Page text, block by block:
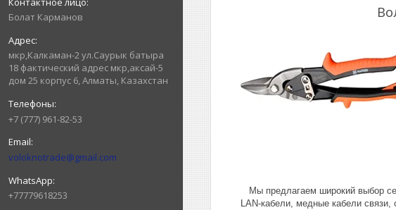
Болат Карманов
мкр,Калкаман-2 ул.Саурык батыра
18 фактический адрес мкр,аксай-5
дом 25 корпус 6, Алматы, Казахстан
+7 (777) 961-82-53
voloknotrade@gmail.com
+77779618253
Мы предлагаем широкий выбор
LAN-кабели, медные кабели